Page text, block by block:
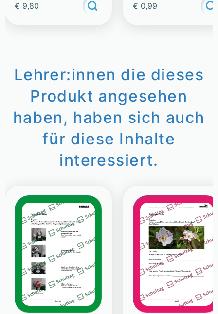
€ 9,80 € 0,99
Lehrer:innen die dieses
Produkt angesehen
haben, haben sich auch
für diese Inhalte
interessiert.